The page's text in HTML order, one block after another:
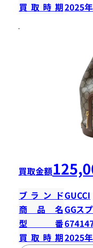
買取時期2025
買取金額
ブランドGUCCI
商品名 GGス
型番
買取時期2025